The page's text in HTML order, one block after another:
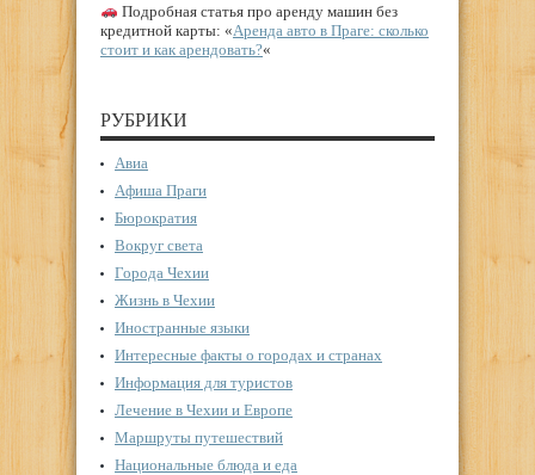
Подробная статья про аренду машин без
кредитной карты: «Аренда авто в Праге: сколько
стоит и как арендовать?«
РУБРИКИ
Авиа
Афиша Праги
Бюрократия
Вокруг света
Города Чехии
Жизнь в Чехии
Иностранные языки
Интересные факты о городах и странах
Информация для туристов
Лечение в Чехии и Европе
Маршруты путешествий
Национальные блюда и еда